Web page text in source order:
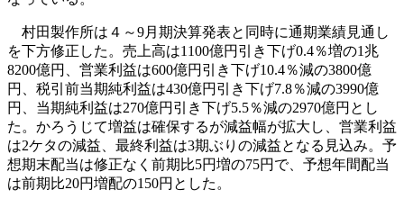
村田製作所は４～9月期決算発表と同時に通期業績見通し
を下方修正した。売上高は1100億円引き下げ0.4％増の1兆
8200億円、営業利益は600億円引き下げ10.4％減の3800億
円、税引前当期純利益は430億円引き下げ7.8％減の3990億
円、当期純利益は270億円引き下げ5.5％減の2970億円とし
た。かろうじて増益は確保するが減益幅が拡大し、営業利益
は2ケタの減益、最終利益は3期ぶりの減益となる見込み。予
想期末配当は修正なく前期比5円増の75円で、予想年間配当
は前期比20円増配の150円とした。